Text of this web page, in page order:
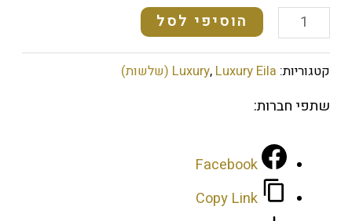
הוסיפי לסל
קטגוריות: Luxury, Luxury Eila (שלשות)
שתפי חברות:
Facebook
Copy Link